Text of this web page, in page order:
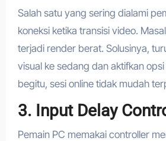
Salah satu yang sering dialami
koneksi ketika transisi video.
terjadi render berat. Solusinya,
visual ke sedang dan aktifkan
begitu, sesi online tidak mudah
3. Input Delay
Pemain PC memakai controller